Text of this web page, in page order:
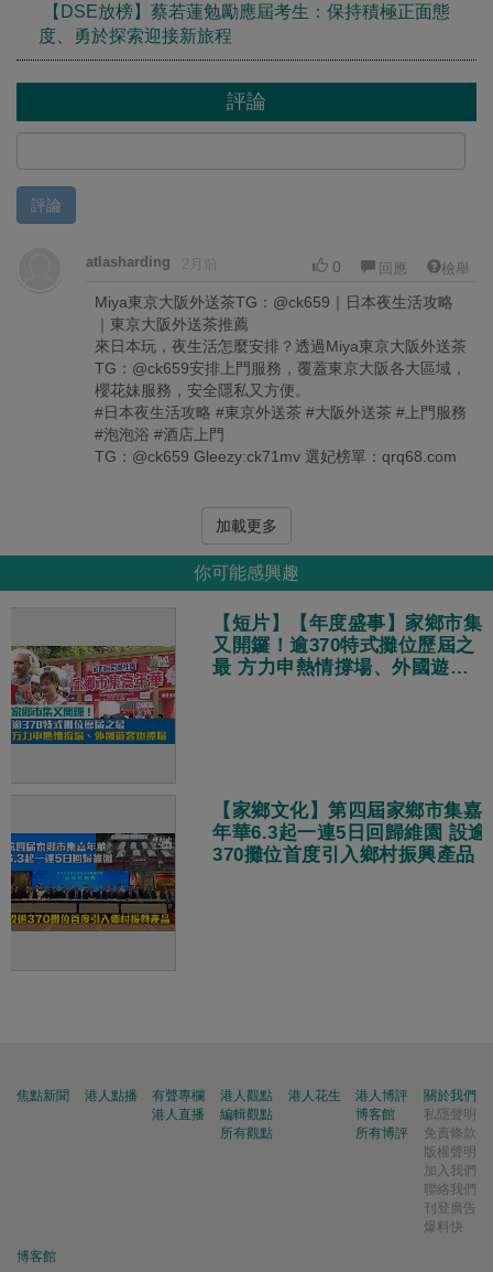
【DSE放榜】蔡若蓮勉勵應屆考生：保持積極正面態
度、勇於探索迎接新旅程
評論
評論
atlasharding 2月前 0 回應 檢舉
Miya東京大阪外送茶TG：@ck659｜日本夜生活攻略
｜東京大阪外送茶推薦
來日本玩，夜生活怎麼安排？透過Miya東京大阪外送茶
TG：@ck659安排上門服務，覆蓋東京大阪各大區域，
櫻花妹服務，安全隱私又方便。
#日本夜生活攻略 #東京外送茶 #大阪外送茶 #上門服務
#泡泡浴 #酒店上門
TG：@ck659 Gleezy:ck71mv 選妃榜單：qrq68.com
加載更多
你可能感興趣
【短片】【年度盛事】家鄉市集
又開鑼！逾370特式攤位歷屆之
最 方力申熱情撐場、外國遊客
【家鄉文化】第四屆家鄉市集嘉
年華6.3起一連5日回歸維園 設逾
370攤位首度引入鄉村振興產品
焦點新聞 港人點播
有聲專欄
港人直播
港人觀點
編輯觀點
所有觀點
港人花生
港人博評
博客館
所有博評
關於我們
私隱聲明
免責條款
版權聲明
加入我們
聯絡我們
刊登廣告
爆料快
博客館